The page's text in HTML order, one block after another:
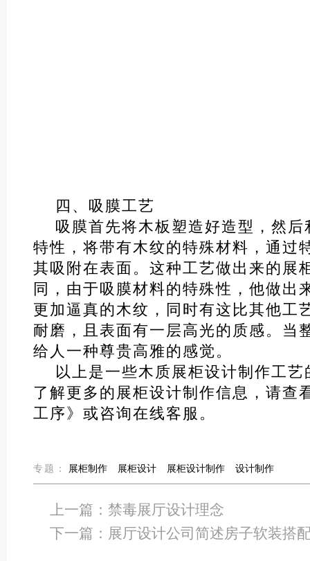
四、吸膜工艺
吸膜首先将木板塑造好造型，然后
特性，将带有木纹的特殊材料，通过
其吸附在表面。这种工艺做出来的展
同，由于吸膜材料的特殊性，他做出
更加逼真的木纹，同时有这比其他工
耐磨，且表面有一层高光的质感。当
给人一种尊贵高雅的感觉。
以上是一些木质展柜设计制作工艺
了解更多的展柜设计制作信息，请查
工序》或咨询在线客服。
专题： 展柜制作 展柜设计 展柜设计制作 设计制作
上一篇： 禁毒展厅设计理念
下一篇： 展厅设计公司简述房子软装搭